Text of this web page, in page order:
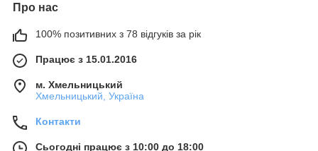
Про нас
100% позитивних з 78 відгуків за рік
Працює з 15.01.2016
м. Хмельницький
Хмельницький, Україна
Контакти
Сьогодні працює з 10:00 до 18:00